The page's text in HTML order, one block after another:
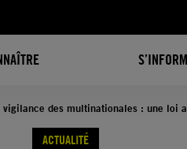
vigilance des multinationales : une loi
ACTUALITÉ